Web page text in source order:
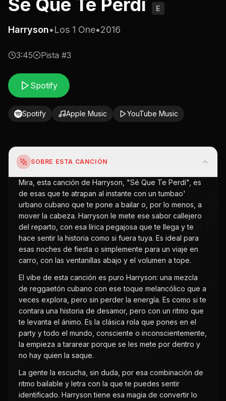
Se Que Te Perdi E
Harryson•Los 1 One•2016
3:45 Pista #3
Spotify
Spotify Apple Music YouTube Music
SOBRE ESTA CANCIÓN
Mira, esta canción de Harryson, "Sé Que Te Perdí", es
de esas que te atrapan al instante con un tumbao'
urbano cubano que te pone a bailar o, por lo menos, a
mover la cabeza. Harryson le mete ese sabor callejero
del reparto, con esa lírica pegajosa que te llega y te
hace sentir la historia como si fuera tuya. Es ideal para
esas noches de fiesta o simplemente para un viaje en
carro, con las ventanillas abajo y el volumen a tope.
El vibe de esta canción es puro Harryson: una mezcla
de reggaetón cubano con ese toque melancólico que a
veces explora, pero sin perder la energía. Es como si te
contara una historia de desamor, pero con un ritmo que
te levanta el ánimo. Es la clásica rola que pones en el
party y todo el mundo, consciente o inconscientemente,
la empieza a tararear porque se les mete por dentro y
no hay quien la saque.
La gente la escucha, sin duda, por esa combinación de
ritmo bailable y letra con la que te puedes sentir
identificado. Harryson tiene esa magia de convertir lo